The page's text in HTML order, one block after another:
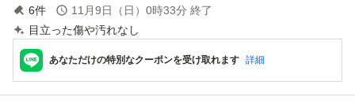
6件 11月9日（日）0時33分 終了
目立った傷や汚れなし
あなただけの特別なクーポンを受け取れます 詳細